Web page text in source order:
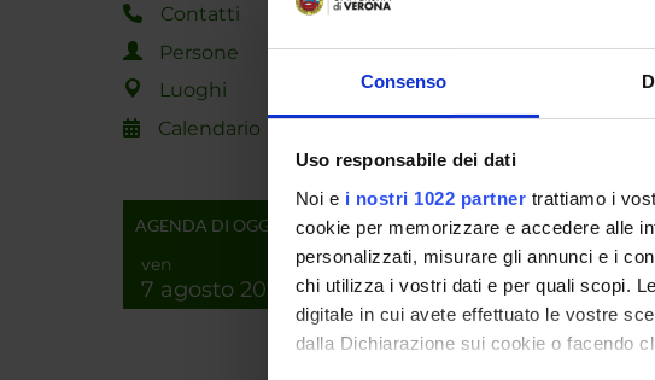
Consenso
Uso responsabile dei dati
Noi e i nostri 1022 partner trattiamo i
cookie per memorizzare e accedere alle
personalizzati, misurare gli annunci e i
chi utilizza i vostri dati e per quali scopi.
digitale in cui avete effettuato le vostre
dalla Dichiarazione sui cookie o facendo
Contatti
Persone
Luoghi
Calendario
AGENDA DI OGGI
ven
7 agosto 2026
Referente
Referente esterno
Data pubblicazione